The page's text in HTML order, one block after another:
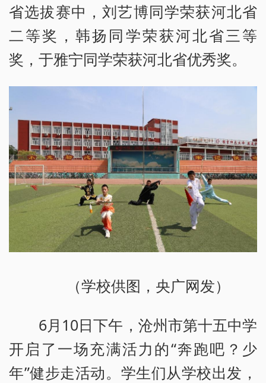
省选拔赛中，刘艺博同学荣获河北省
二等奖，韩扬同学荣获河北省三等
奖，于雅宁同学荣获河北省优秀奖。
（学校供图，央广网发）
6月10日下午，沧州市第十五中学
开启了一场充满活力的“奔跑吧？少
年”健步走活动。学生们从学校出发，